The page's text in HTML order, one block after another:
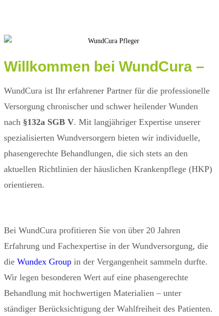
Willkommen bei WundCura –
WundCura ist Ihr erfahrener Partner für die professionelle
Versorgung chronischer und schwer heilender Wunden
nach §132a SGB V. Mit langjähriger Expertise unserer
spezialisierten Wundversorgern bieten wir individuelle,
phasengerechte Behandlungen, die sich stets an den
aktuellen Richtlinien der häuslichen Krankenpflege (HKP)
orientieren.
Bei WundCura profitieren Sie von über 20 Jahren
Erfahrung und Fachexpertise in der Wundversorgung, die
die Wundex Group in der Vergangenheit sammeln durfte.
Wir legen besonderen Wert auf eine phasengerechte
Behandlung mit hochwertigen Materialien – unter
ständiger Berücksichtigung der Wahlfreiheit des Patienten.